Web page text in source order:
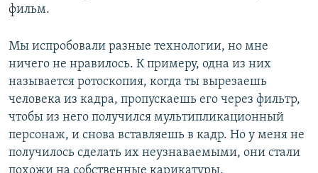
фильм.
Мы испробовали разные технологии, но мне
ничего не нравилось. К примеру, одна из них
называется ротоскопия, когда ты вырезаешь
человека из кадра, пропускаешь его через фильтр,
чтобы из него получился мультипликационный
персонаж, и снова вставляешь в кадр. Но у меня не
получилось сделать их неузнаваемыми, они стали